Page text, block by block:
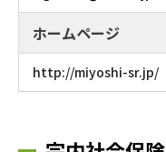
ホームページ
http://miyoshi-sr.jp/